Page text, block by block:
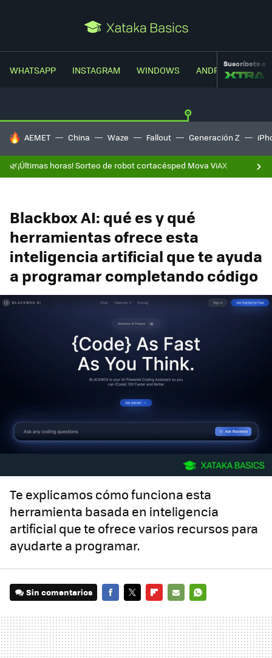
WHATSAPP INSTAGRAM WINDOWS ANDROIDSuscríbete a
HOY SE HABLA DE
AEMET China Waze Fallout Generación Z
🌿¡Últimas horas! Sorteo de robot cortacésped Mova ViAX
Blackbox AI: qué es y qué
herramientas ofrece esta
inteligencia artificial que te ayuda
a programar completando código
Te explicamos cómo funciona esta
herramienta basada en inteligencia
artificial que te ofrece varios recursos para
ayudarte a programar.
Sin comentarios
MAIL